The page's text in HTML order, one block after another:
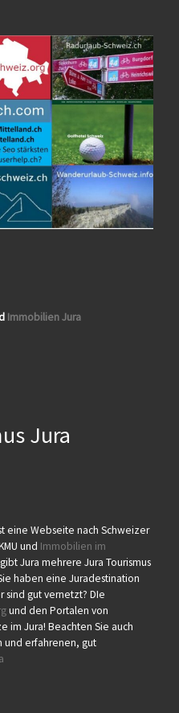
Immobilien Jura
Jura
eine Webseite nach Schweizer
und Immobilien im
Jura mehrere Jura Tourismus
haben eine Juradestination
sind gut vernetzt? DIe
und den Portalen von
im Jura! Beachten Sie auch
und erfahrenen, gut